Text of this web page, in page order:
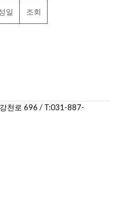
일 조회
천로 696 / T:031-887-